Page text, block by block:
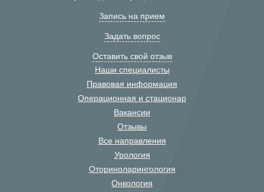
Запись на прием
Задать вопрос
Оставить свой отзыв
Наши специалисты
Правовая информация
Операционная и стационар
Вакансии
Отзывы
Все направления
Урология
Оториноларингология
Онкология